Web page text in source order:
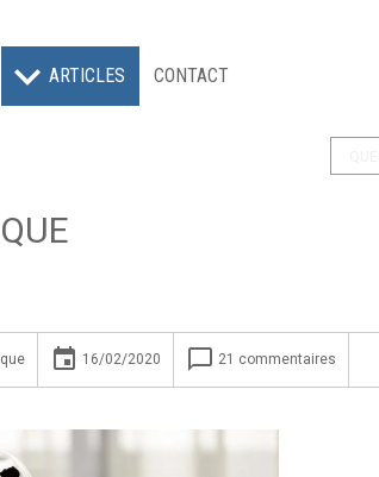
ARTICLES CONTACT
insert_invitation 16/02/2020 chat_bubble_outline 21 commentaires